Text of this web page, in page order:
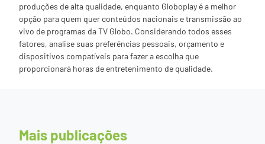
produções de alta qualidade, enquanto Globoplay é a melhor
opção para quem quer conteúdos nacionais e transmissão ao
vivo de programas da TV Globo. Considerando todos esses
fatores, analise suas preferências pessoais, orçamento e
dispositivos compatíveis para fazer a escolha que
proporcionará horas de entretenimento de qualidade.
Mais publicações